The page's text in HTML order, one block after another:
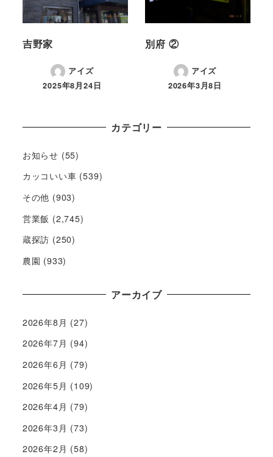
吉野家
アイズ
2025年8月24日
別府 ②
アイズ
2026年3月8日
カテゴリー
お知らせ (55)
カッコいい車 (539)
その他 (903)
営業飯 (2,745)
蔵探訪 (250)
農園 (933)
アーカイブ
2026年8月 (27)
2026年7月 (94)
2026年6月 (79)
2026年5月 (109)
2026年4月 (79)
2026年3月 (73)
2026年2月 (58)